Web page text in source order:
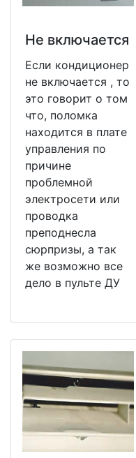
Не включается
Если кондиционер
не включается , то
это говорит о том
что, поломка
находится в плате
управления по
причине
проблемной
электросети или
проводка
преподнесла
сюрпризы, а так
же возможно все
дело в пульте ДУ